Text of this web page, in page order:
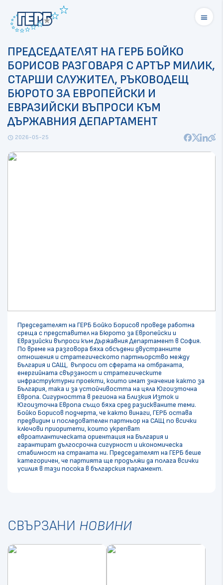
menu
ПРЕДСЕДАТЕЛЯТ НА ГЕРБ БОЙКО
БОРИСОВ РАЗГОВАРЯ С АРТЪР МИЛИК,
СТАРШИ СЛУЖИТЕЛ, РЪКОВОДЕЩ
БЮРОТО ЗА ЕВРОПЕЙСКИ И
ЕВРАЗИЙСКИ ВЪПРОСИ КЪМ
ДЪРЖАВНИЯ ДЕПАРТАМЕНТ
schedule 2026-05-25
Председателят на ГЕРБ Бойко Борисов проведе работна
среща с представител на Бюрото за Европейски и
Евразийски въпроси към Държавния Департамент в София.
По време на разговора бяха обсъдени двустранните
отношения и стратегическото партньорство между
България и САЩ, въпроси от сферата на отбраната,
енергийната свързаност и стратегическите
инфраструктурни проекти, които имат значение както за
България, така и за устойчивостта на цяла Югоизточна
Европа. Сигурността в региона на Близкия Изток и
Югоизточна Европа също бяха сред разискваните теми.
Бойко Борисов подчерта, че както винаги, ГЕРБ остава
предвидим и последователен партньор на САЩ по всички
ключови приоритети, които укрепват
евроатлантическата ориентация на България и
гарантират дългосрочна сигурност и икономическа
стабилност на страната ни. Председателят на ГЕРБ беше
категоричен, че партията ще продължи да полага всички
усилия в тази посока в българския парламент.
СВЪРЗАНИ НОВИНИ